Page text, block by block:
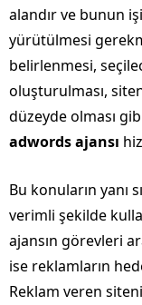
alandır ve bunun
yürütülmesi
belirlenmesi,
oluşturulması,
düzeyde olması
adwords ajansı
Bu konuların yanı
verimli şekilde
ajansın görevleri
ise reklamların
Reklam veren